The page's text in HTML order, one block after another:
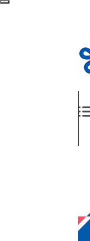
ペ
メ
本
文